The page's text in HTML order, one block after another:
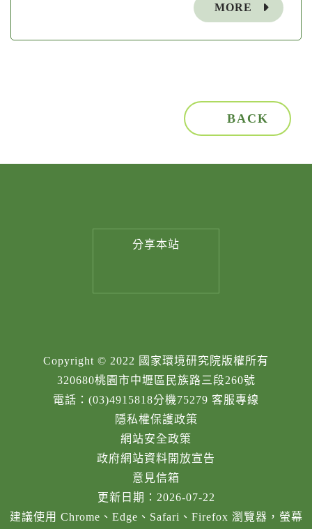
MORE
BACK
分享本站
Copyright © 2022 國家環境研究院版權所有
320680桃園市中壢區民族路三段260號
電話：(03)4915818分機75279 客服專線
隱私權保護政策
網站安全政策
政府網站資料開放宣告
意見信箱
更新日期：2026-07-22
建議使用 Chrome、Edge、Safari、Firefox 瀏覽器，螢幕